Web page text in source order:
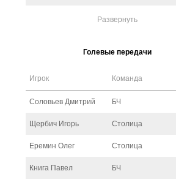
Развернуть
Голевые передачи
Игрок Команда
Соловьев Дмитрий БЧ
Щербич Игорь Столица
Еремин Олег Столица
Книга Павел БЧ